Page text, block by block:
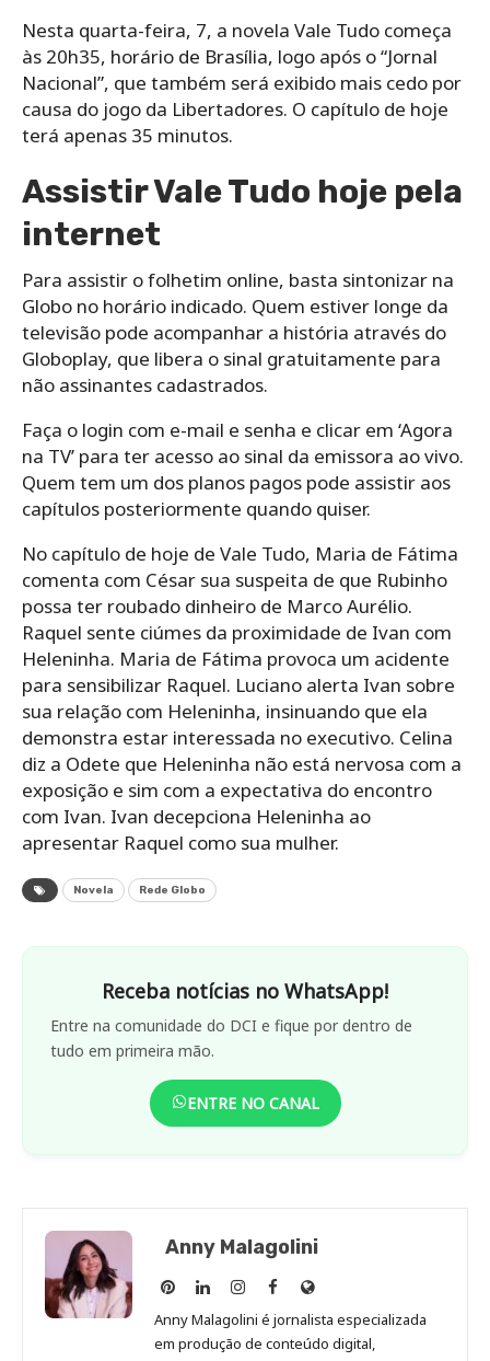
Nesta quarta-feira, 7, a novela Vale Tudo começa
às 20h35, horário de Brasília, logo após o “Jornal
Nacional”, que também será exibido mais cedo por
causa do jogo da Libertadores. O capítulo de hoje
terá apenas 35 minutos.
Assistir Vale Tudo hoje pela
internet
Para assistir o folhetim online, basta sintonizar na
Globo no horário indicado. Quem estiver longe da
televisão pode acompanhar a história através do
Globoplay, que libera o sinal gratuitamente para
não assinantes cadastrados.
Faça o login com e-mail e senha e clicar em ‘Agora
na TV’ para ter acesso ao sinal da emissora ao vivo.
Quem tem um dos planos pagos pode assistir aos
capítulos posteriormente quando quiser.
No capítulo de hoje de Vale Tudo, Maria de Fátima
comenta com César sua suspeita de que Rubinho
possa ter roubado dinheiro de Marco Aurélio.
Raquel sente ciúmes da proximidade de Ivan com
Heleninha. Maria de Fátima provoca um acidente
para sensibilizar Raquel. Luciano alerta Ivan sobre
sua relação com Heleninha, insinuando que ela
demonstra estar interessada no executivo. Celina
diz a Odete que Heleninha não está nervosa com a
exposição e sim com a expectativa do encontro
com Ivan. Ivan decepciona Heleninha ao
apresentar Raquel como sua mulher.
Novela Rede Globo
Receba notícias no WhatsApp!
Entre na comunidade do DCI e fique por dentro de
tudo em primeira mão.
ENTRE NO CANAL
Anny Malagolini
Anny
Malagolini
no
Anny
Malagolini
no
Anny
Malagolini
no
Anny
Malagolini
no
Site
de
Anny
Anny Malagolini é jornalista especializada
em produção de conteúdo digital,